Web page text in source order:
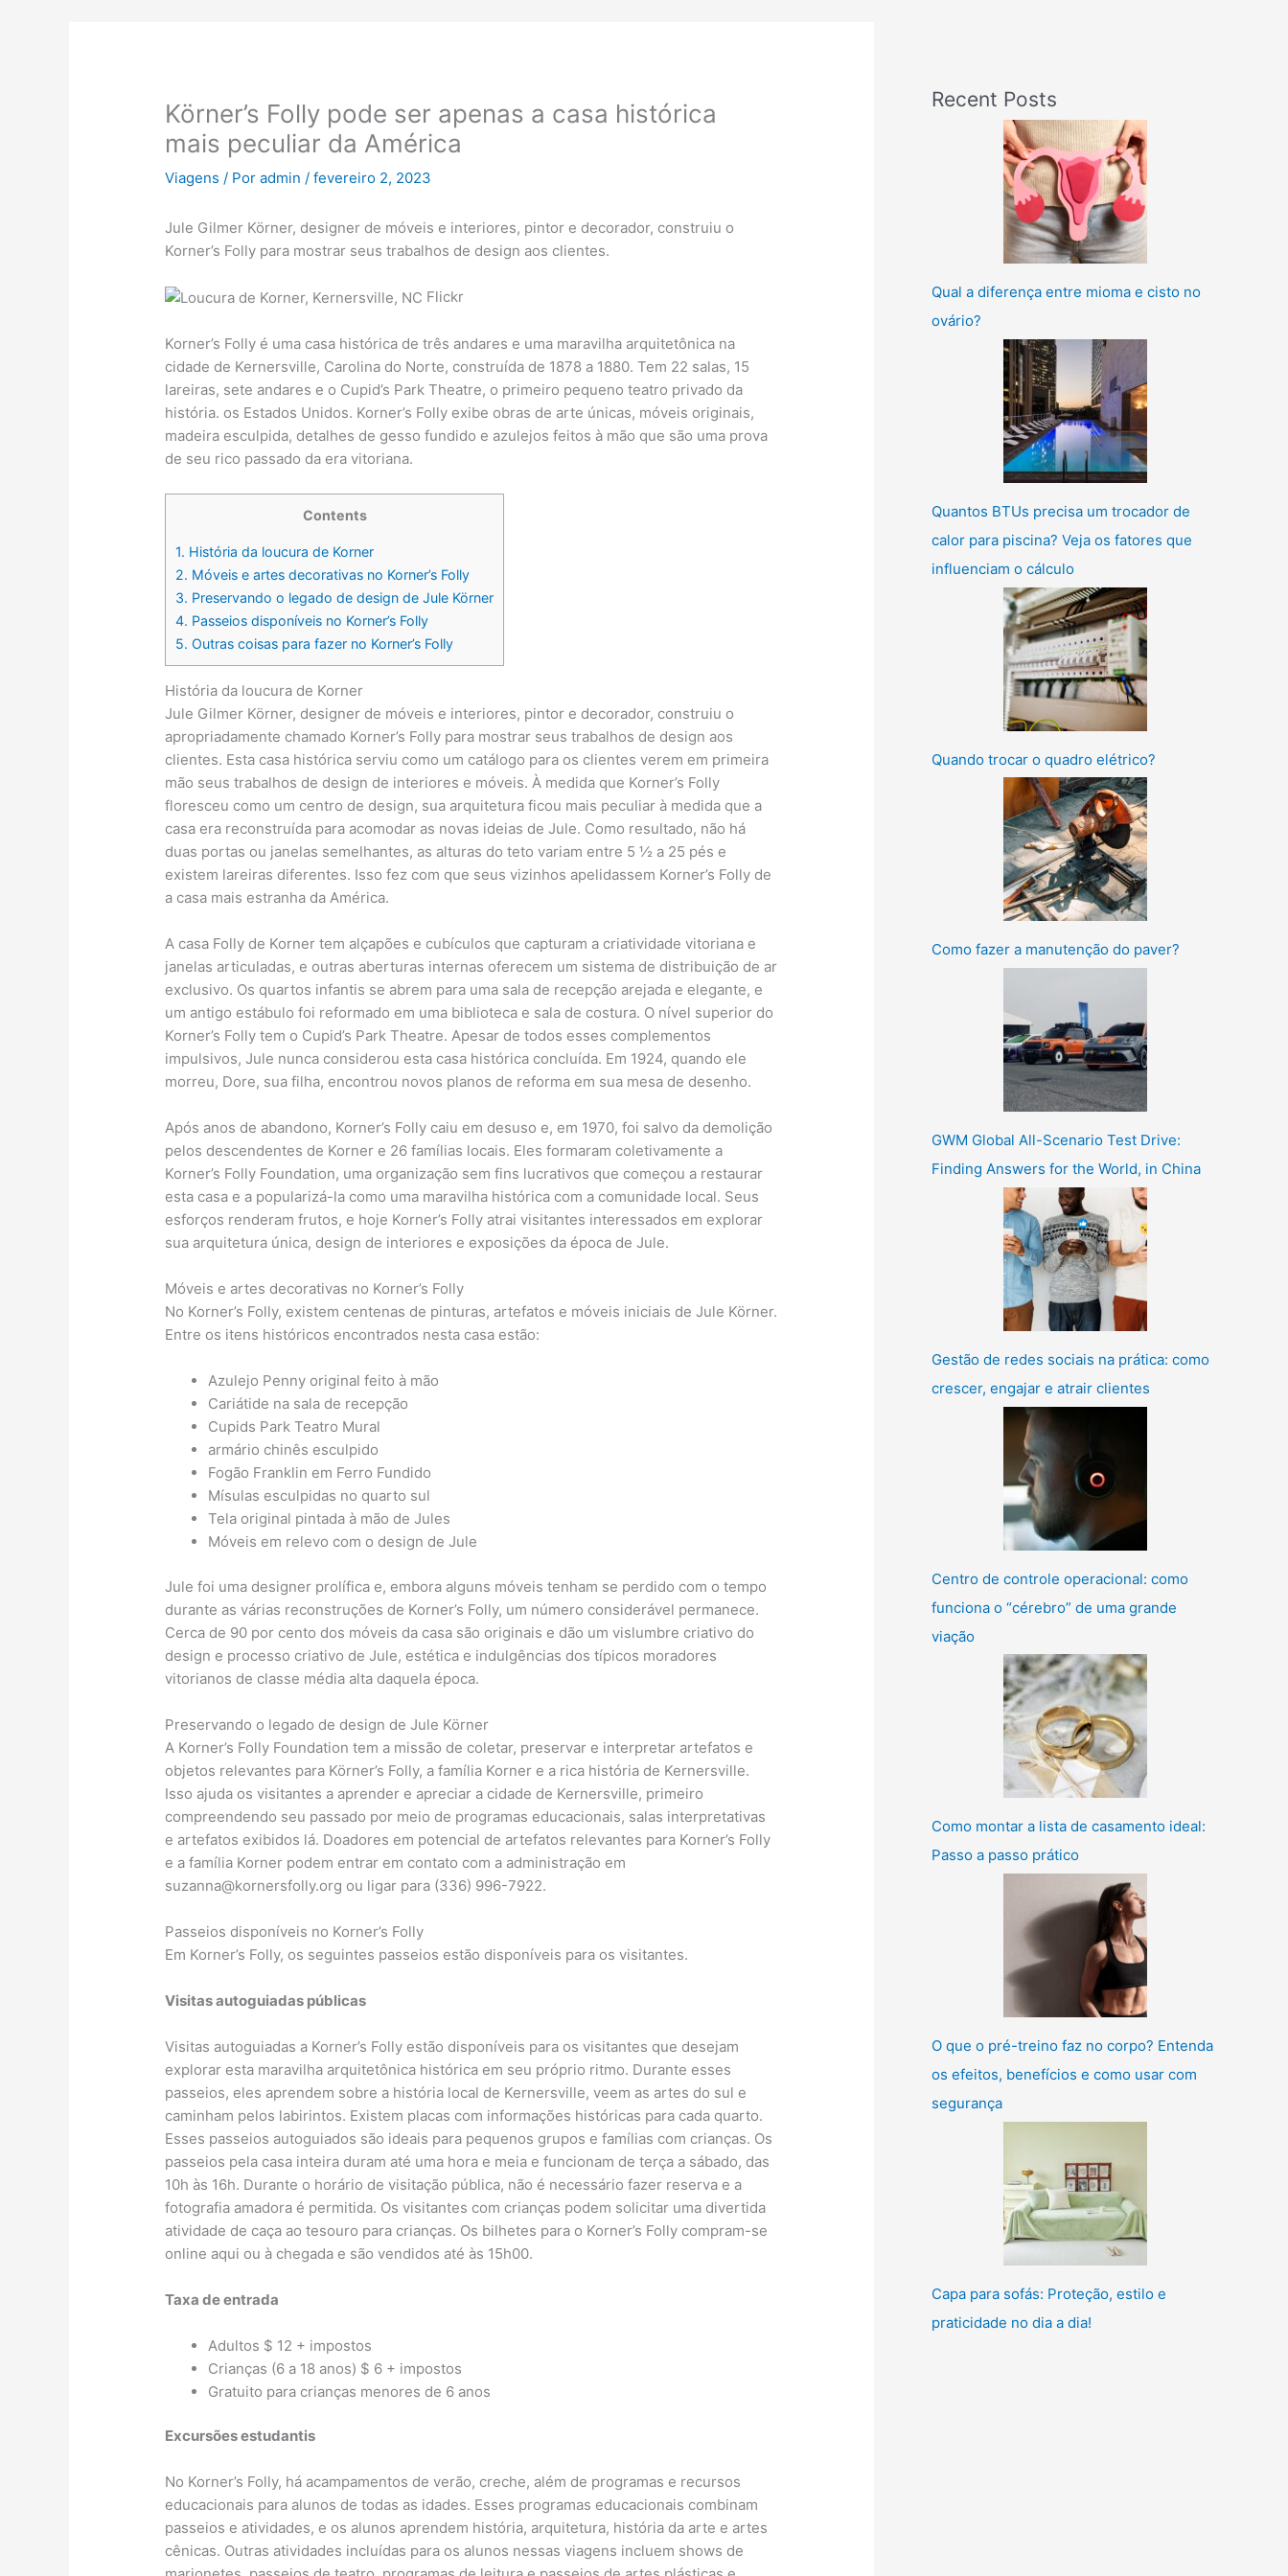
Körner’s Folly pode ser apenas a casa histórica
mais peculiar da América
Viagens / Poradmin/fevereiro 2, 2023
Jule Gilmer Körner, designer de móveis e interiores, pintor e decorador, construiu o
Korner’s Folly para mostrar seus trabalhos de design aos clientes.
Flickr
Korner’s Folly é uma casa histórica de três andares e uma maravilha arquitetônica na
cidade de Kernersville, Carolina do Norte, construída de 1878 a 1880. Tem 22 salas, 15
lareiras, sete andares e o Cupid’s Park Theatre, o primeiro pequeno teatro privado da
história. os Estados Unidos. Korner’s Folly exibe obras de arte únicas, móveis originais,
madeira esculpida, detalhes de gesso fundido e azulejos feitos à mão que são uma prova
de seu rico passado da era vitoriana.
Contents
1. História da loucura de Korner
2. Móveis e artes decorativas no Korner’s Folly
3. Preservando o legado de design de Jule Körner
4. Passeios disponíveis no Korner’s Folly
5. Outras coisas para fazer no Korner’s Folly
História da loucura de Korner
Jule Gilmer Körner, designer de móveis e interiores, pintor e decorador, construiu o
apropriadamente chamado Korner’s Folly para mostrar seus trabalhos de design aos
clientes. Esta casa histórica serviu como um catálogo para os clientes verem em primeira
mão seus trabalhos de design de interiores e móveis. À medida que Korner’s Folly
floresceu como um centro de design, sua arquitetura ficou mais peculiar à medida que a
casa era reconstruída para acomodar as novas ideias de Jule. Como resultado, não há
duas portas ou janelas semelhantes, as alturas do teto variam entre 5 ½ a 25 pés e
existem lareiras diferentes. Isso fez com que seus vizinhos apelidassem Korner’s Folly de
a casa mais estranha da América.
A casa Folly de Korner tem alçapões e cubículos que capturam a criatividade vitoriana e
janelas articuladas, e outras aberturas internas oferecem um sistema de distribuição de ar
exclusivo. Os quartos infantis se abrem para uma sala de recepção arejada e elegante, e
um antigo estábulo foi reformado em uma biblioteca e sala de costura. O nível superior do
Korner’s Folly tem o Cupid’s Park Theatre. Apesar de todos esses complementos
impulsivos, Jule nunca considerou esta casa histórica concluída. Em 1924, quando ele
morreu, Dore, sua filha, encontrou novos planos de reforma em sua mesa de desenho.
Após anos de abandono, Korner’s Folly caiu em desuso e, em 1970, foi salvo da demolição
pelos descendentes de Korner e 26 famílias locais. Eles formaram coletivamente a
Korner’s Folly Foundation, uma organização sem fins lucrativos que começou a restaurar
esta casa e a popularizá-la como uma maravilha histórica com a comunidade local. Seus
esforços renderam frutos, e hoje Korner’s Folly atrai visitantes interessados ​​em explorar
sua arquitetura única, design de interiores e exposições da época de Jule.
Móveis e artes decorativas no Korner’s Folly
No Korner’s Folly, existem centenas de pinturas, artefatos e móveis iniciais de Jule Körner.
Entre os itens históricos encontrados nesta casa estão:
Azulejo Penny original feito à mão
Cariátide na sala de recepção
Cupids Park Teatro Mural
armário chinês esculpido
Fogão Franklin em Ferro Fundido
Mísulas esculpidas no quarto sul
Tela original pintada à mão de Jules
Móveis em relevo com o design de Jule
Jule foi uma designer prolífica e, embora alguns móveis tenham se perdido com o tempo
durante as várias reconstruções de Korner’s Folly, um número considerável permanece.
Cerca de 90 por cento dos móveis da casa são originais e dão um vislumbre criativo do
design e processo criativo de Jule, estética e indulgências dos típicos moradores
vitorianos de classe média alta daquela época.
Preservando o legado de design de Jule Körner
A Korner’s Folly Foundation tem a missão de coletar, preservar e interpretar artefatos e
objetos relevantes para Körner’s Folly, a família Korner e a rica história de Kernersville.
Isso ajuda os visitantes a aprender e apreciar a cidade de Kernersville, primeiro
compreendendo seu passado por meio de programas educacionais, salas interpretativas
e artefatos exibidos lá. Doadores em potencial de artefatos relevantes para Korner’s Folly
e a família Korner podem entrar em contato com a administração em
suzanna@kornersfolly.org ou ligar para (336) 996-7922.
Passeios disponíveis no Korner’s Folly
Em Korner’s Folly, os seguintes passeios estão disponíveis para os visitantes.
Visitas autoguiadas públicas
Visitas autoguiadas a Korner’s Folly estão disponíveis para os visitantes que desejam
explorar esta maravilha arquitetônica histórica em seu próprio ritmo. Durante esses
passeios, eles aprendem sobre a história local de Kernersville, veem as artes do sul e
caminham pelos labirintos. Existem placas com informações históricas para cada quarto.
Esses passeios autoguiados são ideais para pequenos grupos e famílias com crianças. Os
passeios pela casa inteira duram até uma hora e meia e funcionam de terça a sábado, das
10h às 16h. Durante o horário de visitação pública, não é necessário fazer reserva e a
fotografia amadora é permitida. Os visitantes com crianças podem solicitar uma divertida
atividade de caça ao tesouro para crianças. Os bilhetes para o Korner’s Folly compram-se
online aqui ou à chegada e são vendidos até às 15h00.
Taxa de entrada
Adultos $ 12 + impostos
Crianças (6 a 18 anos) $ 6 + impostos
Gratuito para crianças menores de 6 anos
Excursões estudantis
No Korner’s Folly, há acampamentos de verão, creche, além de programas e recursos
educacionais para alunos de todas as idades. Esses programas educacionais combinam
passeios e atividades, e os alunos aprendem história, arquitetura, história da arte e artes
cênicas. Outras atividades incluídas para os alunos nessas viagens incluem shows de
Recent Posts
Qual a diferença entre mioma e cisto no
ovário?
Quantos BTUs precisa um trocador de
calor para piscina? Veja os fatores que
influenciam o cálculo
Quando trocar o quadro elétrico?
Como fazer a manutenção do paver?
GWM Global All-Scenario Test Drive:
Finding Answers for the World, in China
Gestão de redes sociais na prática: como
crescer, engajar e atrair clientes
Centro de controle operacional: como
funciona o “cérebro” de uma grande
viação
Como montar a lista de casamento ideal:
Passo a passo prático
O que o pré-treino faz no corpo? Entenda
os efeitos, benefícios e como usar com
segurança
Capa para sofás: Proteção, estilo e
praticidade no dia a dia!